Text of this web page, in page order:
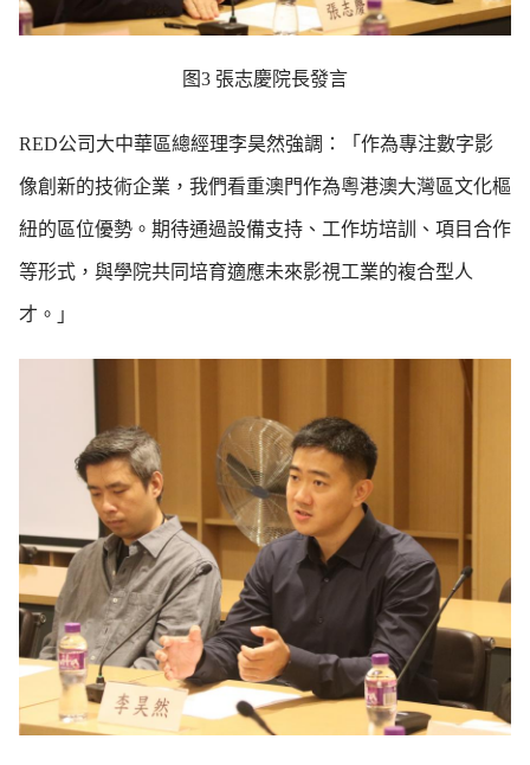
图3 張志慶院長發言
RED公司大中華區總經理李昊然強調：「作為專注數字影
像創新的技術企業，我們看重澳門作為粵港澳大灣區文化樞
紐的區位優勢。期待通過設備支持、工作坊培訓、項目合作
等形式，與學院共同培育適應未來影視工業的複合型人
才。」